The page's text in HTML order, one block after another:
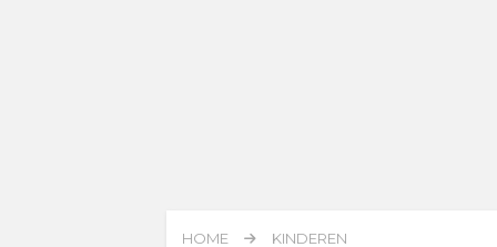
HOME KINDEREN